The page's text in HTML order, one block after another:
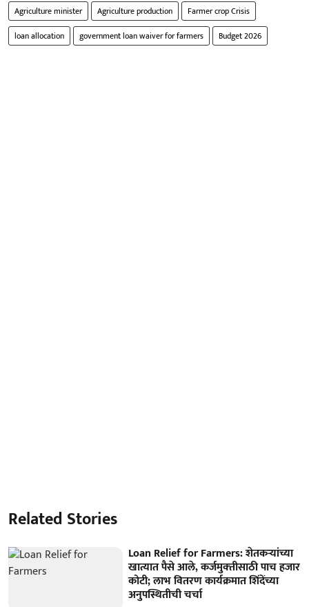
Agriculture minister Agriculture production
Farmer crop Crisis
loan allocation
government loan waiver for farmers Budget 2026
Related Stories
Loan Relief for Farmers: शेतकऱ्यांच्या
खात्यात पैसे आले, कर्जमुक्‍तीसाठी पाच हजार
कोटी; लाभ वितरण कार्यक्रमात शिंदेंच्या
अनुपस्थितीची चर्चा